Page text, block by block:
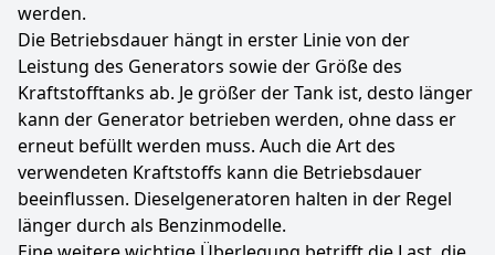
werden.
Die Betriebsdauer hängt in erster Linie von der
Leistung des Generators sowie der Größe des
Kraftstofftanks ab. Je größer der Tank ist, desto länger
kann der Generator betrieben werden, ohne dass er
erneut befüllt werden muss. Auch die Art des
verwendeten Kraftstoffs kann die Betriebsdauer
beeinflussen. Dieselgeneratoren halten in der Regel
länger durch als Benzinmodelle.